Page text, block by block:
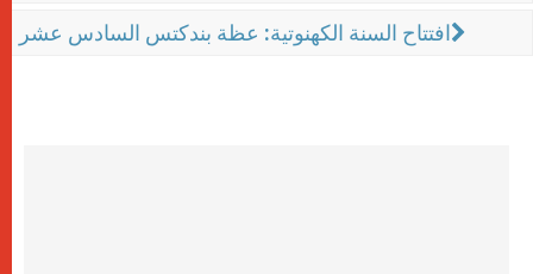
افتتاح السنة الكهنوتية: عظة بندكتس السادس عشر